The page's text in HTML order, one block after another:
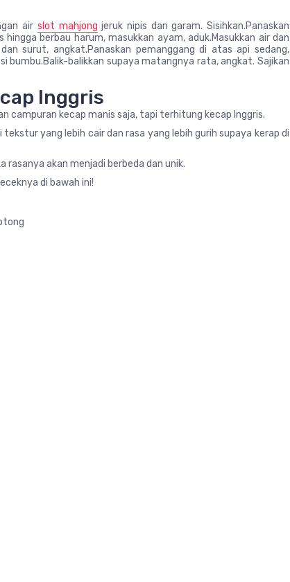
air slot mahjong jeruk nipis dan garam. Sisihkan.Panaskan
berbau harum, masukkan ayam, aduk.Masukkan air dan
surut, angkat.Panaskan pemanggang di atas api sedang,
bumbu.Balik-balikkan supaya matangnya rata, angkat. Sajikan
Inggris
campuran kecap manis saja, tapi terhitung kecap Inggris.
yang lebih cair dan rasa yang lebih gurih supaya kerap di
rasanya akan menjadi berbeda dan unik.
di bawah ini!